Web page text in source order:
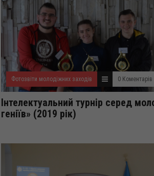
Фотозвіти молодіжних заходів 0 Коментарів
Інтелектуальний турнір серед
геніїв» (2019 рік)